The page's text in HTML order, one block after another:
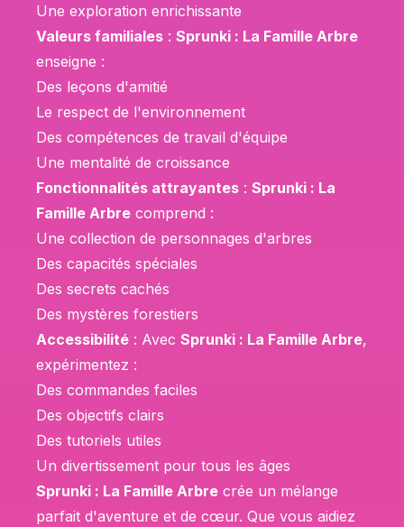
Une exploration enrichissante
Valeurs familiales : Sprunki : La Famille Arbre
enseigne :
Des leçons d'amitié
Le respect de l'environnement
Des compétences de travail d'équipe
Une mentalité de croissance
Fonctionnalités attrayantes : Sprunki : La
Famille Arbre comprend :
Une collection de personnages d'arbres
Des capacités spéciales
Des secrets cachés
Des mystères forestiers
Accessibilité : Avec Sprunki : La Famille Arbre,
expérimentez :
Des commandes faciles
Des objectifs clairs
Des tutoriels utiles
Un divertissement pour tous les âges
Sprunki : La Famille Arbre crée un mélange
parfait d'aventure et de cœur. Que vous aidiez